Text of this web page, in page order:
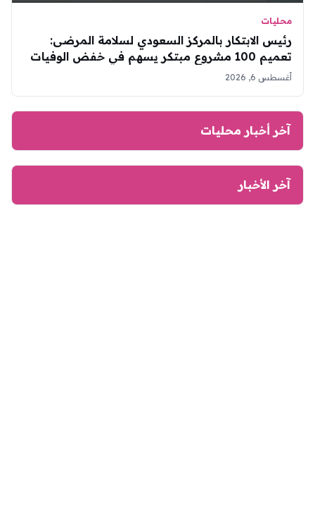
محليات
رئيس الابتكار بالمركز السعودي لسلامة المرضى:
تعميم 100 مشروع مبتكر يسهم في خفض الوفيات
أغسطس 6, 2026
آخر أخبار محليات
آخر الأخبار